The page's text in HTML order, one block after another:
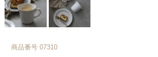
商品番号 07310